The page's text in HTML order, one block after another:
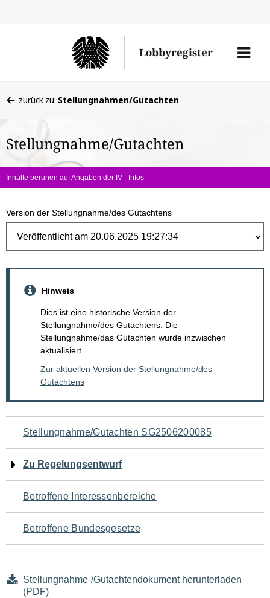
Lobbyregister
Menü
befinden
hier:
zurück zu: Stellungnahmen/Gutachten
Stellungnahme/Gutachten
Inhalte beruhen auf Angaben der IV - Infos
Version der Stellungnahme/des Gutachtens
Hinweis
Dies ist eine historische Version der
Stellungnahme/des Gutachtens. Die
Stellungnahme/das Gutachten wurde inzwischen
aktualisiert.
Zur aktuellen Version der Stellungnahme/des
Gutachtens
Navigation
für
den
Seiteninhalt
Stellungnahme/Gutachten SG2506200085
Zu Regelungsentwurf
Betroffene Interessenbereiche
Betroffene Bundesgesetze
Stellungnahme-/Gutachtendokument herunterladen
(PDF)